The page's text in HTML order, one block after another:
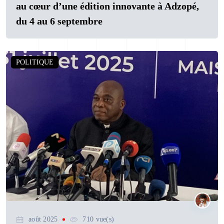
au cœur d’une édition innovante à Adzopé,
du 4 au 6 septembre
POLITIQUE
août 2025 710 vue(s)